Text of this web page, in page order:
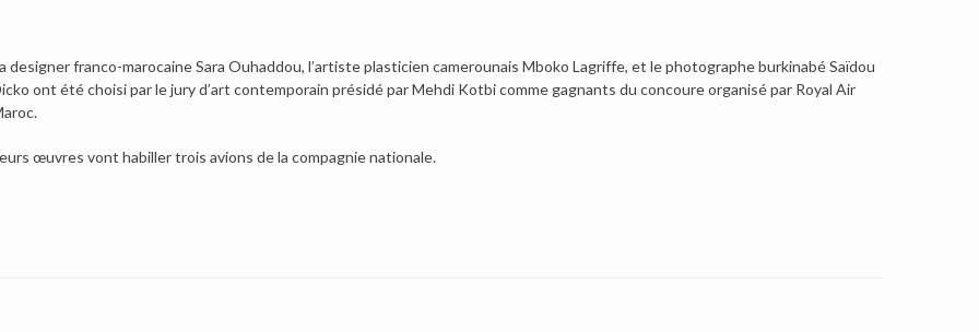
designer franco-marocaine Sara Ouhaddou, l’artiste plasticien camerounais Mboko Lagriffe, et le photographe burkinabé Saïdou
ont été choisi par le jury d’art contemporain présidé par Mehdi Kotbi comme gagnants du concoure organisé par Royal Air
œuvres vont habiller trois avions de la compagnie nationale.